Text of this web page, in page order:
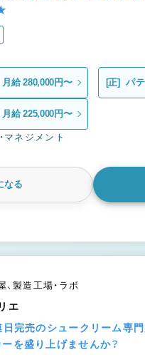
月給 280,000円〜 [正] パ
月給 225,000円〜
マネジメント
なる
、製造工場・ラボ
エ
日完売のシュークリーム
を盛り上げませんか？